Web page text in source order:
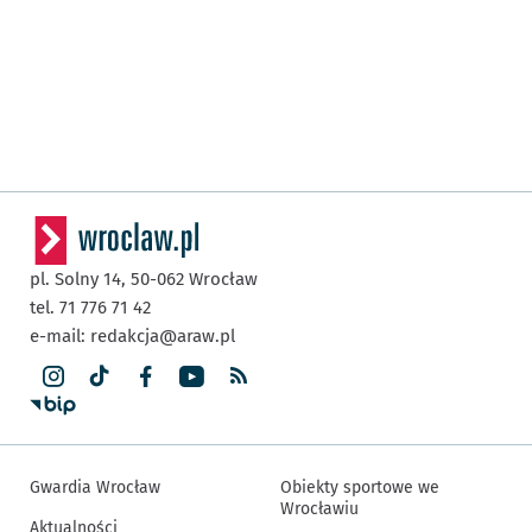
pl. Solny 14, 50-062 Wrocław
tel. 71 776 71 42
e-mail: redakcja@araw.pl
Gwardia Wrocław
Obiekty sportowe we
Wrocławiu